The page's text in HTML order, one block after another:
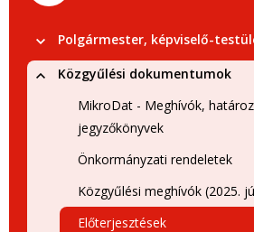
Polgármester, képviselő-
Közgyűlési dokumentumok
MikroDat - Meghívók,
jegyzőkönyvek
Önkormányzati rendeletek
Közgyűlési meghívók (2025.
Előterjesztések